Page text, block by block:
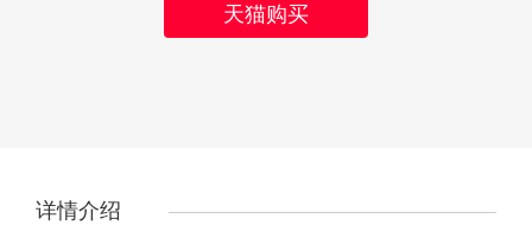
天猫购买
详情介绍